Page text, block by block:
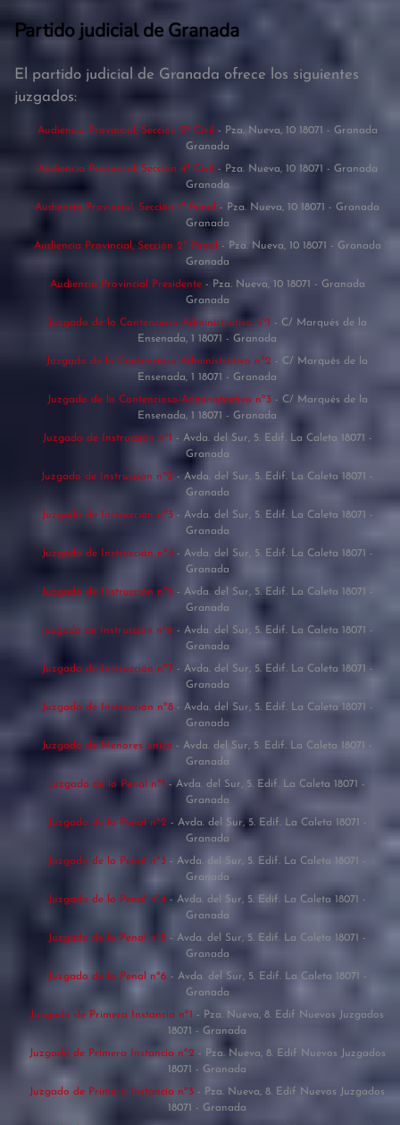
Partido judicial de Granada
El partido judicial de Granada ofrece los siguientes
juzgados:
Audiencia Provincial, Sección 3ª Civil - Pza. Nueva, 10 18071 - Granada
Granada
Audiencia Provincial, Sección 4ª Civil - Pza. Nueva, 10 18071 - Granada
Granada
Audiencia Provincial, Sección 1ª Penal - Pza. Nueva, 10 18071 - Granada
Granada
Audiencia Provincial, Sección 2ª Penal - Pza. Nueva, 10 18071 - Granada
Granada
Audiencia Provincial Presidente - Pza. Nueva, 10 18071 - Granada
Granada
Juzgado de lo Contencioso-Administrativo nº1 - C/ Marqués de la
Ensenada, 1 18071 - Granada
Juzgado de lo Contencioso-Administrativo nº2 - C/ Marqués de la
Ensenada, 1 18071 - Granada
Juzgado de lo Contencioso-Administrativo nº3 - C/ Marqués de la
Ensenada, 1 18071 - Granada
Juzgado de Instrucción nº1 - Avda. del Sur, 5. Edif. La Caleta 18071 -
Granada
Juzgado de Instrucción nº2 - Avda. del Sur, 5. Edif. La Caleta 18071 -
Granada
Juzgado de Instrucción nº3 - Avda. del Sur, 5. Edif. La Caleta 18071 -
Granada
Juzgado de Instrucción nº4 - Avda. del Sur, 5. Edif. La Caleta 18071 -
Granada
Juzgado de Instrucción nº5 - Avda. del Sur, 5. Edif. La Caleta 18071 -
Granada
Juzgado de Instrucción nº6 - Avda. del Sur, 5. Edif. La Caleta 18071 -
Granada
Juzgado de Instrucción nº7 - Avda. del Sur, 5. Edif. La Caleta 18071 -
Granada
Juzgado de Instrucción nº8 - Avda. del Sur, 5. Edif. La Caleta 18071 -
Granada
Juzgado de Menores único - Avda. del Sur, 5. Edif. La Caleta 18071 -
Granada
Juzgado de lo Penal nº1 - Avda. del Sur, 5. Edif. La Caleta 18071 -
Granada
Juzgado de lo Penal nº2 - Avda. del Sur, 5. Edif. La Caleta 18071 -
Granada
Juzgado de lo Penal nº3 - Avda. del Sur, 5. Edif. La Caleta 18071 -
Granada
Juzgado de lo Penal nº4 - Avda. del Sur, 5. Edif. La Caleta 18071 -
Granada
Juzgado de lo Penal nº5 - Avda. del Sur, 5. Edif. La Caleta 18071 -
Granada
Juzgado de lo Penal nº6 - Avda. del Sur, 5. Edif. La Caleta 18071 -
Granada
Juzgado de Primera Instancia nº1 - Pza. Nueva, 8. Edif Nuevos Juzgados
18071 - Granada
Juzgado de Primera Instancia nº2 - Pza. Nueva, 8. Edif Nuevos Juzgados
18071 - Granada
Juzgado de Primera Instancia nº3 - Pza. Nueva, 8. Edif Nuevos Juzgados
18071 - Granada